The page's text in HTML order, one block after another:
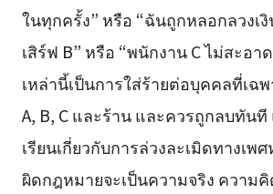
ในทุกครั้ง” หรือ “ฉันถูกหลอกลวงเ
เสิร์ฟ B” หรือ “พนักงาน C ไม่สะอ
เหล่านี้เป็นการใส่ร้ายต่อบุคคลที่เฉ
A, B, C และร้าน และควรถูกลบทันที
เรียนเกี่ยวกับการล่วงละเมิดทางเพ
ผิดกฎหมายจะเป็นความจริง ความ